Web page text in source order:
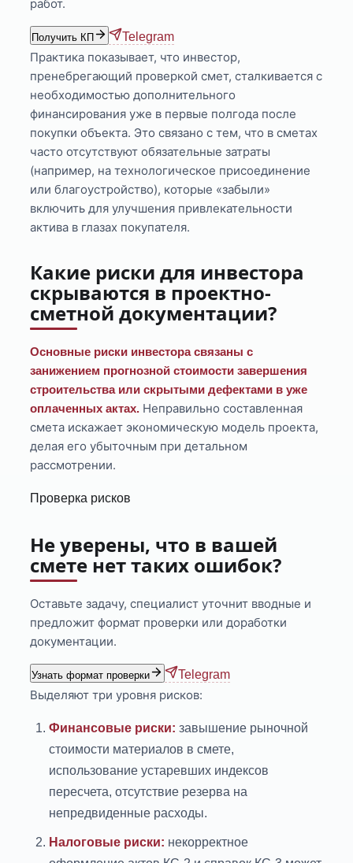
работ.
Получить КП Telegram
Практика показывает, что инвестор,
пренебрегающий проверкой смет, сталкивается с
необходимостью дополнительного
финансирования уже в первые полгода после
покупки объекта. Это связано с тем, что в сметах
часто отсутствуют обязательные затраты
(например, на технологическое присоединение
или благоустройство), которые «забыли»
включить для улучшения привлекательности
актива в глазах покупателя.
Какие риски для инвестора
скрываются в проектно-
сметной документации?
Основные риски инвестора связаны с
занижением прогнозной стоимости завершения
строительства или скрытыми дефектами в уже
оплаченных актах. Неправильно составленная
смета искажает экономическую модель проекта,
делая его убыточным при детальном
рассмотрении.
Проверка рисков
Не уверены, что в вашей
смете нет таких ошибок?
Оставьте задачу, специалист уточнит вводные и
предложит формат проверки или доработки
документации.
Узнать формат проверки Telegram
Выделяют три уровня рисков:
Финансовые риски: завышение рыночной
стоимости материалов в смете,
использование устаревших индексов
пересчета, отсутствие резерва на
непредвиденные расходы.
Налоговые риски: некорректное